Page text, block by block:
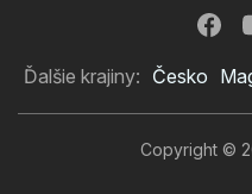
Ďalšie krajiny: Česko
Copyright ©